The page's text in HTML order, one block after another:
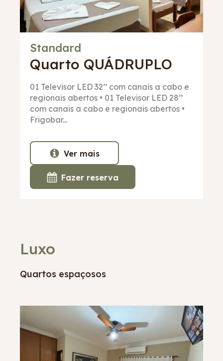
Standard
Quarto QUÁDRUPLO
01 Televisor LED 32’’ com canais a cabo e
regionais abertos • 01 Televisor LED 28’’
com canais a cabo e regionais abertos •
Frigobar...
Ver mais
Fazer reserva
Luxo
Quartos espaçosos